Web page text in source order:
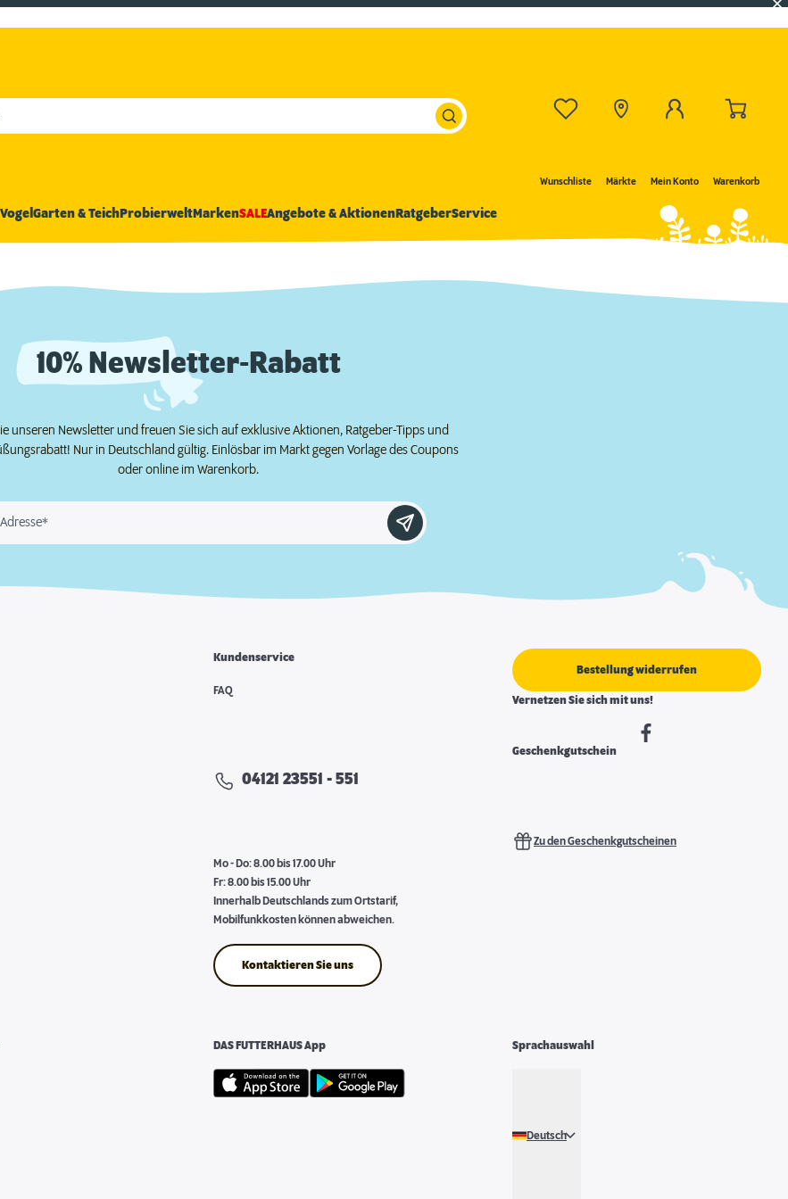
Wunschliste Märkte Mein Konto Warenkorb
Vogel Garten & TeichProbierweltMarkenSALEAngebote & AktionenRatgeberService
10% Newsletter-Rabatt
unseren Newsletter und freuen Sie sich auf exklusive Aktionen, Ratgeber-Tipps und
Nur in Deutschland gültig. Einlösbar im Markt gegen Vorlage des Coupons
oder online im Warenkorb.
Kundenservice
FAQ
04121 23551 - 551
Mo - Do: 8.00 bis 17.00 Uhr
Fr: 8.00 bis 15.00 Uhr
Innerhalb Deutschlands zum Ortstarif,
Mobilfunkkosten können abweichen.
Kontaktieren Sie uns
Bestellung widerrufen
Vernetzen Sie sich mit uns!
Geschenkgutschein
Zu den Geschenkgutscheinen
DAS FUTTERHAUS App Sprachauswahl
Deutsch